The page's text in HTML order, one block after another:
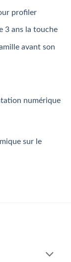
profiler
3 ans la touche
avant son
numérique
sur le